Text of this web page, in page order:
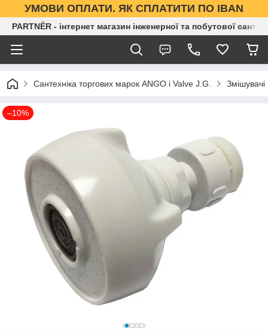
УМОВИ ОПЛАТИ. ЯК СПЛАТИТИ ПО IBAN
PARTNЁR - інтернет магазин інженерної та побутової
Сантехніка торгових марок ANGO і Valve J.G. Змішувачі
–10%